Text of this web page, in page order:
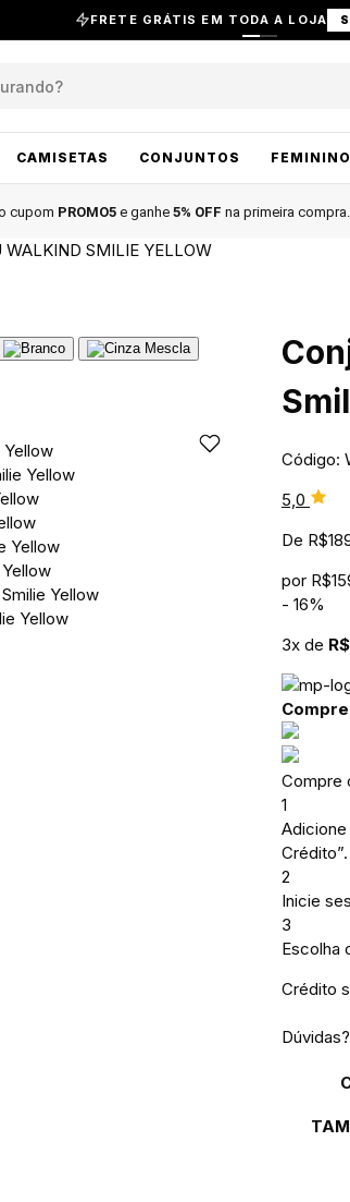
FRETE GRÁTIS EM TODA A LOJA
CAMISETAS CONJUNTOS FEMININO
cupom PROMO5 e ganhe 5% OFF na primeira compra
SMILIE YELLOW
Código:
5,0
De R$
por R$
- 16%
3x de R$
Compre
1
Crédito”.
2
Inicie
3
Escolha
Crédito